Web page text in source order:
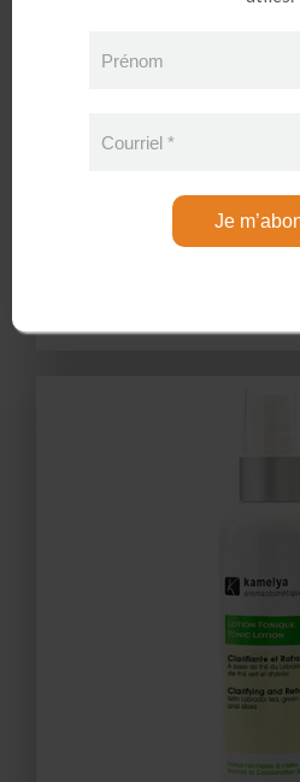
Prénom
Courriel *
Je